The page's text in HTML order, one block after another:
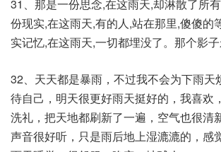
31、那是一份思念,在这雨天,却淋散了所
份现实,在这雨天,有的人,站在那里,傻傻的
实记忆,在这雨天,一切都埋没了。那个影子
32、天天都是暴雨，不过我不会为下雨天
待自己，明天很更好雨天挺好的，我喜欢
洗礼，把天地都刷新了一遍，空气也很清
声音很好听，只是雨后地上湿漉漉的，感